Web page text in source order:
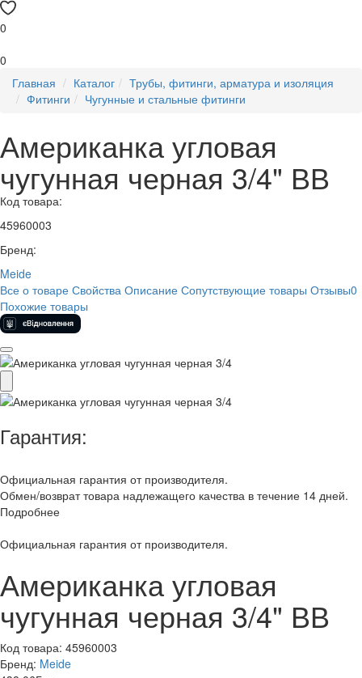
0
0
Главная
Каталог
Трубы, фитинги, арматура и изоляция
Фитинги
Чугунные и стальные фитинги
Американка угловая
чугунная черная 3/4" ВВ
Код товара:
45960003
Бренд:
Meide
Все о товаре Свойства Описание Сопутствующие товары Отзывы0
Похожие товары
Гарантия:
Официальная гарантия от производителя.
Обмен/возврат товара надлежащего качества в течение 14 дней.
Подробнее
Официальная гарантия от производителя.
Американка угловая
чугунная черная 3/4" ВВ
Код товара: 45960003
Бренд: Meide